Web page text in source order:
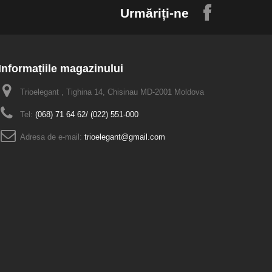
Urmăriți-ne
magazinului
Trioelegant , Tighina 14, Chisinau MD-2001 Moldova
Tel: (068) 71 64 62/ (022) 551-000
Adresa de e-mail: trioelegant@gmail.com